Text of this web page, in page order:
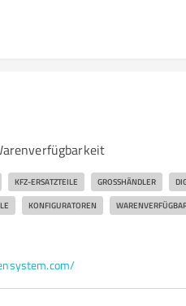
KFZ-ERSATZTEILE GROSSHÄNDLER
KONFIGURATOREN